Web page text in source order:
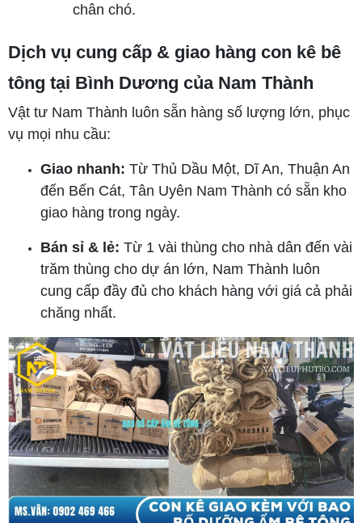
chân chó.
Dịch vụ cung cấp & giao hàng con kê bê
tông tại Bình Dương của Nam Thành
Vật tư Nam Thành luôn sẵn hàng số lượng lớn, phục
vụ mọi nhu cầu:
Giao nhanh: Từ Thủ Dầu Một, Dĩ An, Thuận An
đến Bến Cát, Tân Uyên Nam Thành có sẵn kho
giao hàng trong ngày.
Bán sỉ & lẻ: Từ 1 vài thùng cho nhà dân đến vài
trăm thùng cho dự án lớn, Nam Thành luôn
cung cấp đầy đủ cho khách hàng với giá cả phải
chăng nhất.